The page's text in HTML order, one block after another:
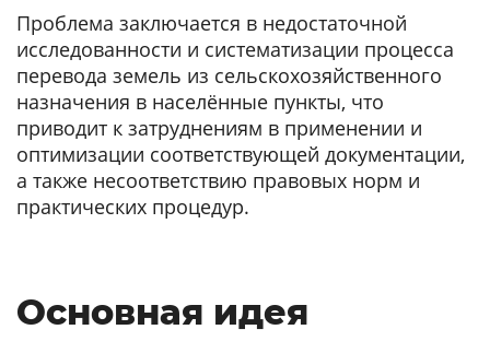
Проблема заключается в недостаточной
исследованности и систематизации процесса
перевода земель из сельскохозяйственного
назначения в населённые пункты, что
приводит к затруднениям в применении и
оптимизации соответствующей документации,
а также несоответствию правовых норм и
практических процедур.
Основная идея